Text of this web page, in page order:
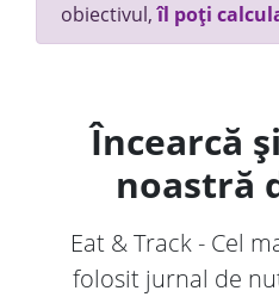
obiectivul,îl poți
Încearcă
noastră
Eat & Track - Cel
folosit jurnal de